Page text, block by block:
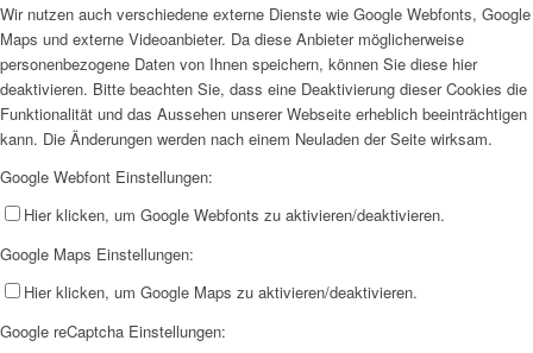
Wir nutzen auch verschiedene externe Dienste wie Google Webfonts, Google
Maps und externe Videoanbieter. Da diese Anbieter möglicherweise
personenbezogene Daten von Ihnen speichern, können Sie diese hier
deaktivieren. Bitte beachten Sie, dass eine Deaktivierung dieser Cookies die
Funktionalität und das Aussehen unserer Webseite erheblich beeinträchtigen
kann. Die Änderungen werden nach einem Neuladen der Seite wirksam.
Google Webfont Einstellungen:
Hier klicken, um Google Webfonts zu aktivieren/deaktivieren.
Google Maps Einstellungen:
Hier klicken, um Google Maps zu aktivieren/deaktivieren.
Google reCaptcha Einstellungen: